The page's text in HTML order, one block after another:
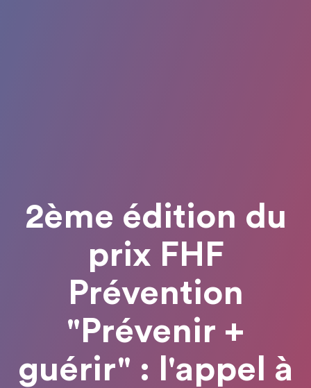
2ème édition du
prix FHF
Prévention
"Prévenir +
guérir" : l'appel à